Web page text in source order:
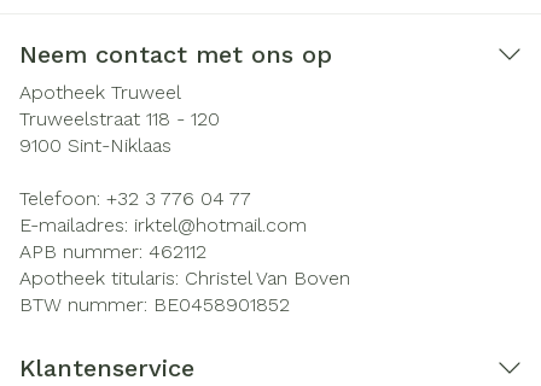
Neem contact met ons op
Apotheek Truweel
Truweelstraat 118 - 120
9100 Sint-Niklaas
Telefoon: +32 3 776 04 77
E-mailadres: irktel@hotmail.com
APB nummer: 462112
Apotheek titularis: Christel Van Boven
BTW nummer: BE0458901852
Klantenservice